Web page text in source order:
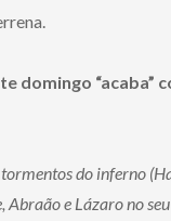
domingo “acaba”
tormentos do inferno
Abraão e Lázaro no